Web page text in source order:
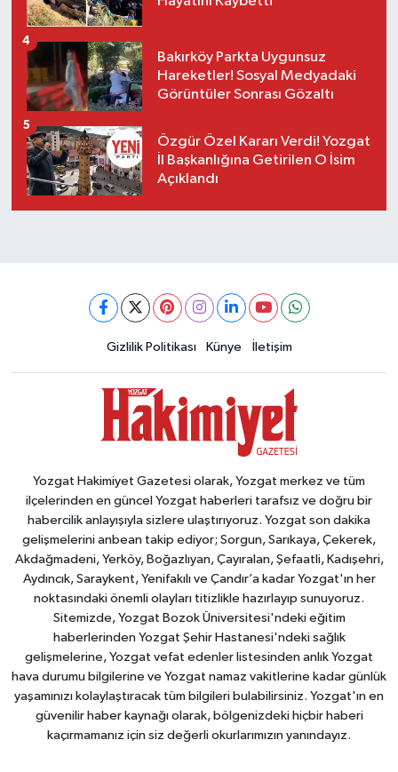
Bakırköy Parkta Uygunsuz
Hareketler! Sosyal Medyadaki
Görüntüler Sonrası Gözaltı
4
Özgür Özel Kararı Verdi! Yozgat
İl Başkanlığına Getirilen O İsim
Açıklandı
5
Gizlilik Politikası Künye İletişim
Yozgat Hakimiyet Gazetesi olarak, Yozgat merkez ve tüm
ilçelerinden en güncel Yozgat haberleri tarafsız ve doğru bir
habercilik anlayışıyla sizlere ulaştırıyoruz. Yozgat son dakika
gelişmelerini anbean takip ediyor; Sorgun, Sarıkaya, Çekerek,
Akdağmadeni, Yerköy, Boğazlıyan, Çayıralan, Şefaatli, Kadışehri,
Aydıncık, Saraykent, Yenifakılı ve Çandır’a kadar Yozgat'ın her
noktasındaki önemli olayları titizlikle hazırlayıp sunuyoruz.
Sitemizde, Yozgat Bozok Üniversitesi'ndeki eğitim
haberlerinden Yozgat Şehir Hastanesi'ndeki sağlık
gelişmelerine, Yozgat vefat edenler listesinden anlık Yozgat
hava durumu bilgilerine ve Yozgat namaz vakitlerine kadar günlük
yaşamınızı kolaylaştıracak tüm bilgileri bulabilirsiniz. Yozgat'ın en
güvenilir haber kaynağı olarak, bölgenizdeki hiçbir haberi
kaçırmamanız için siz değerli okurlarımızın yanındayız.